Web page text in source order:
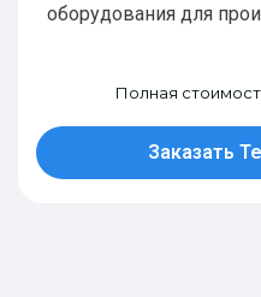
оборудования для
Полная
Заказать